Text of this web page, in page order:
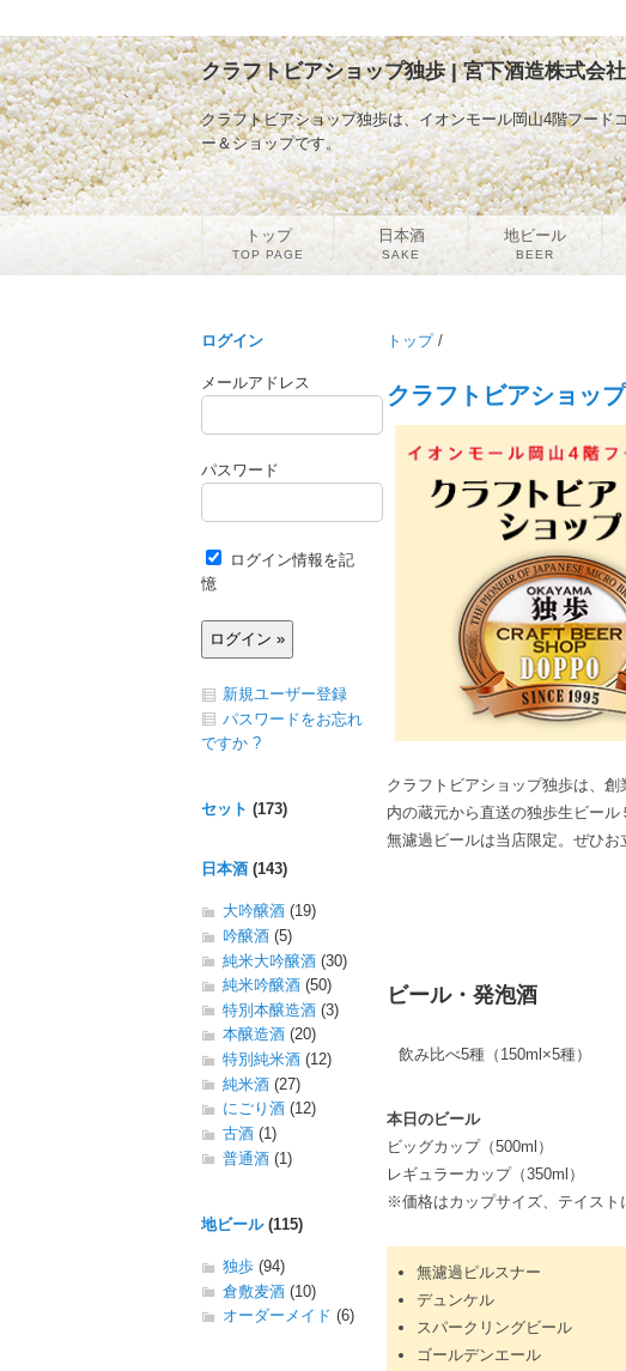
クラフトビアショップ独歩 | 宮下酒造株式会社
クラフトビアショップ独歩は、イオンモール岡山4階フー
ー＆ショップです。
トップ/
クラフトビアショッ
クラフトビアショップ独歩は、
内の蔵元から直送の独歩生ビー
無濾過ビールは当店限定。ぜひお
ビール・発泡酒
飲み比べ5種（150ml×5種）
本日のビール
ビッグカップ（500ml）
レギュラーカップ（350ml）
※価格はカップサイズ、テイスト
無濾過ピルスナー
デュンケル
スパークリングビール
ゴールデンエール
ログイン
メールアドレス
パスワード
ログイン情報を記
憶
新規ユーザー登録
パスワードをお忘れ
ですか ?
セット (173)
日本酒 (143)
大吟醸酒 (19)
吟醸酒 (5)
純米大吟醸酒 (30)
純米吟醸酒 (50)
特別本醸造酒 (3)
本醸造酒 (20)
特別純米酒 (12)
純米酒 (27)
にごり酒 (12)
古酒 (1)
普通酒 (1)
地ビール(115)
独歩 (94)
倉敷麦酒 (10)
オーダーメイド (6)
トップ
TOP PAGE
日本酒
SAKE
地ビール
BEER